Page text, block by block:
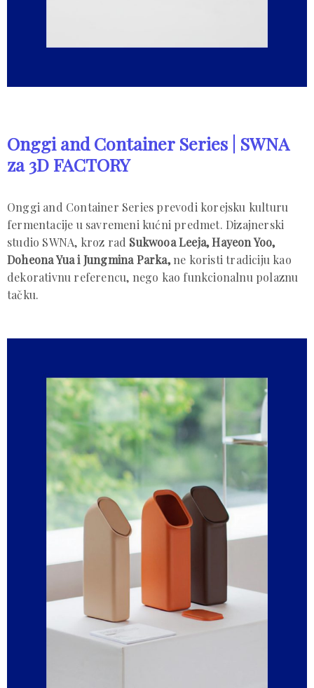
Onggi and Container Series | SWNA
za 3D FACTORY
Onggi and Container Series prevodi korejsku kulturu
fermentacije u savremeni kućni predmet. Dizajnerski
studio SWNA, kroz rad Sukwooa Leeja, Hayeon Yoo,
Doheona Yua i Jungmina Parka, ne koristi tradiciju kao
dekorativnu referencu, nego kao funkcionalnu polaznu
tačku.